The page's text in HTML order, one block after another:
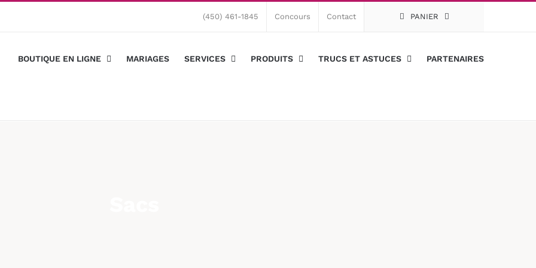
(450) 461-1845 Concours Contact PANIER
BOUTIQUE EN LIGNE MARIAGES SERVICES PRODUITS TRUCS ET ASTUCES PARTENAIRES